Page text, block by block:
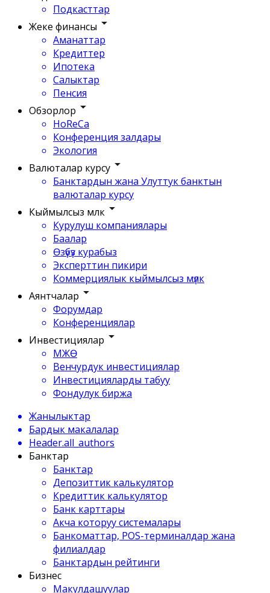
Подкасттар
Жеке финансы
Аманаттар
Кредиттер
Ипотека
Салыктар
Пенсия
Обзорлор
HoReCa
Конференция залдары
Экология
Валюталар курсу
Банктардын жана Улуттук банктын
валюталар курсу
Кыймылсыз мүлк
Курулуш компаниялары
Баалар
Өзүбүз курабыз
Эксперттин пикири
Коммерциялык кыймылсыз мүлк
Аянтчалар
Форумдар
Конференциялар
Инвестициялар
МЖӨ
Венчурдук инвестициялар
Инвестицияларды табуу
Фондулук биржа
Жанылыктар
Бардык макалалар
Header.all_authors
Банктар
Банктар
Депозиттик калькулятор
Кредиттик калькулятор
Банк карттары
Акча которуу системалары
Банкоматтар, POS-терминалдар жана
филиалдар
Банктардын рейтинги
Бизнес
Макулдашуулар